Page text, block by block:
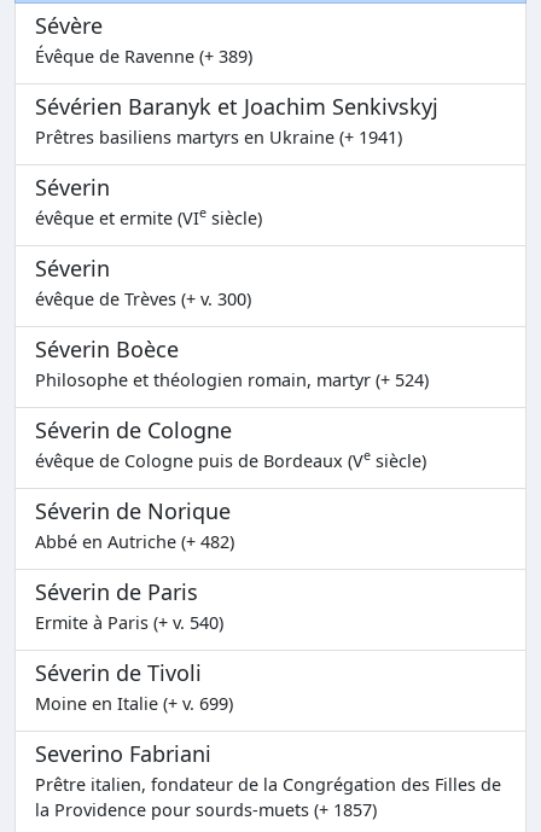
Sévère
Évêque de Ravenne (+ 389)
Sévérien Baranyk et Joachim Senkivskyj
Prêtres basiliens martyrs en Ukraine (+ 1941)
Séverin
évêque et ermite (VIe siècle)
Séverin
évêque de Trèves (+ v. 300)
Séverin Boèce
Philosophe et théologien romain, martyr (+ 524)
Séverin de Cologne
évêque de Cologne puis de Bordeaux (Ve siècle)
Séverin de Norique
Abbé en Autriche (+ 482)
Séverin de Paris
Ermite à Paris (+ v. 540)
Séverin de Tivoli
Moine en Italie (+ v. 699)
Severino Fabriani
Prêtre italien, fondateur de la Congrégation des Filles de
la Providence pour sourds-muets (+ 1857)